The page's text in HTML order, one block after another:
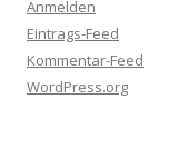
Anmelden
Eintrags-Feed
Kommentar-Feed
WordPress.org